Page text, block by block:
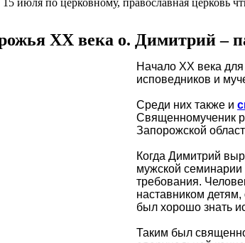
июля по церковному, православная церковь
XX века о. Димитрий –
Начало XX века
исповедников и
Среди них также и
Священномученик
Запорожской
Когда Димитрий
мужской
требования.
наставником
был хорошо знать
Таким был